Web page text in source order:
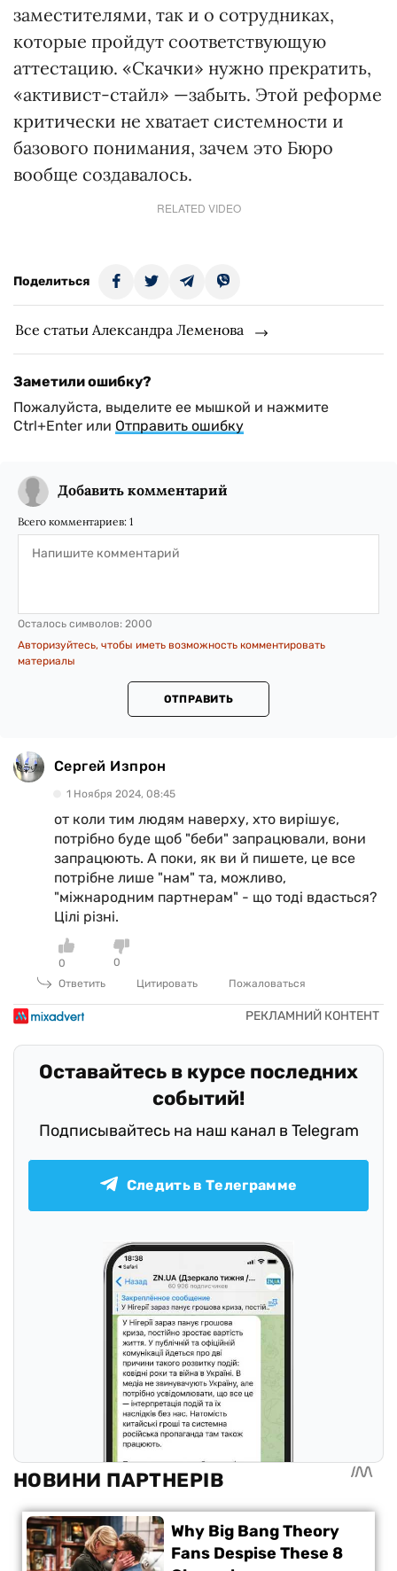
заместителями, так и о сотрудниках,
которые пройдут соответствующую
аттестацию. «Скачки» нужно прекратить,
«активист-стайл» —забыть. Этой реформе
критически не хватает системности и
базового понимания, зачем это Бюро
вообще создавалось.
RELATED VIDEO
Поделиться
Все статьи Александра Леменова
Заметили ошибку?
Пожалуйста, выделите ее мышкой и нажмите
Ctrl+Enter или Отправить ошибку
Добавить комментарий
Всего комментариев: 1
Осталось символов: 2000
Авторизуйтесь, чтобы иметь возможность комментировать
материалы
ОТПРАВИТЬ
Сергей Изпрон
1 Ноября 2024, 08:45
от коли тим людям наверху, хто вирішує,
потрібно буде щоб "беби" запрацювали, вони
запрацюють. А поки, як ви й пишете, це все
потрібне лише "нам" та, можливо,
"міжнародним партнерам" - що тоді вдасться?
Цілі різні.
0
0
Ответить
Цитировать Пожаловаться
Оставайтесь в курсе последних
событий!
Подписывайтесь на наш канал в Telegram
Следить в Телеграмме